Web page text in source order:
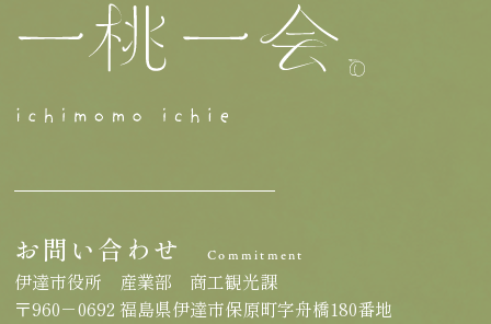
お問い合わせ Commitment
伊達市役所 産業部 商工観光課
〒960－0692 福島県伊達市保原町字舟橋180番地